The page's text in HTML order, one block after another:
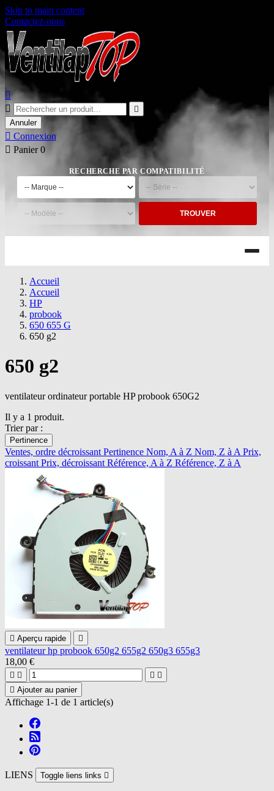
Skip to main content
Contactez-nous



Annuler
 Connexion
 Panier 0
RECHERCHE PAR COMPATIBILITÉ
TROUVER
Accueil
Accueil
HP
probook
650 655 G
650 g2
650 g2
ventilateur ordinateur portable HP probook 650G2
Il y a 1 produit.
Trier par :
Pertinence
Ventes, ordre décroissant Pertinence Nom, A à Z Nom, Z à A Prix,
croissant Prix, décroissant Référence, A à Z Référence, Z à A
 Aperçu rapide 
ventilateur hp probook 650g2 655g2 650g3 655g3
18,00 €
   
 Ajouter au panier
Affichage 1-1 de 1 article(s)
LIENS Toggle liens links 